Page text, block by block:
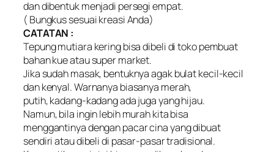
dan dibentuk menjadi persegi empat.
( Bungkus sesuai kreasi Anda)
CATATAN :
Tepung mutiara kering bisa dibeli di toko pembuat
bahan kue atau super market.
Jika sudah masak, bentuknya agak bulat kecil-kecil
dan kenyal. Warnanya biasanya merah,
putih, kadang-kadang ada juga yang hijau.
Namun, bila ingin lebih murah kita bisa
menggantinya dengan pacar cina yang dibuat
sendiri atau dibeli di pasar-pasar tradisional.